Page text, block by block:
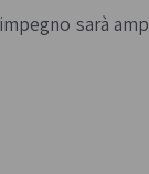
sarà